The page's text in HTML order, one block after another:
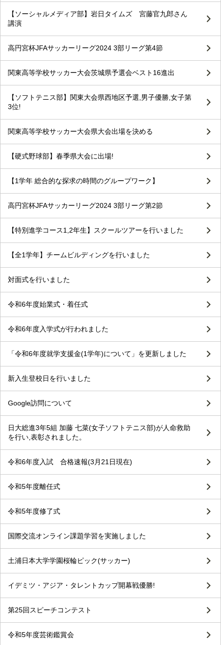
【ソーシャルメディア部】岩日タイムズ 宮藤官九郎さん
講演
高円宮杯JFAサッカーリーグ2024 3部リーグ第4節
関東高等学校サッカー大会茨城県予選会ベスト16進出
【ソフトテニス部】関東大会県西地区予選,男子優勝,女子第
3位!
関東高等学校サッカー大会県大会出場を決める
【硬式野球部】春季県大会に出場!
【1学年 総合的な探求の時間のグループワーク】
高円宮杯JFAサッカーリーグ2024 3部リーグ第2節
【特別進学コース1,2年生】スクールツアーを行いました
【全1学年】チームビルディングを行いました
対面式を行いました
令和6年度始業式・着任式
令和6年度入学式が行われました
「令和6年度就学支援金(1学年)について」を更新しました
新入生登校日を行いました
Google訪問について
日大総進3年5組 加藤 七菜(女子ソフトテニス部)が人命救助
を行い,表彰されました。
令和6年度入試 合格速報(3月21日現在)
令和5年度離任式
令和5年度修了式
国際交流オンライン課題学習を実施しました
土浦日本大学学園桜輪ピック(サッカー)
イデミツ・アジア・タレントカップ開幕戦優勝!
第25回スピーチコンテスト
令和5年度芸術鑑賞会